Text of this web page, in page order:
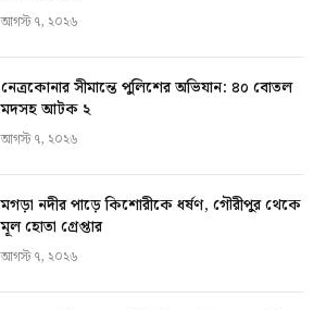
আগস্ট ৭, ২০২৬
নেত্রকোনার সীমান্তে পুলিশের অভিযান: ৪০ বোতল
মদসহ আটক ২
আগস্ট ৭, ২০২৬
মগড়া নদীর পাড়ে কিশোরীকে ধর্ষণ, গৌরীপুর থেকে
মূল হোতা গ্রেপ্তার
আগস্ট ৭, ২০২৬